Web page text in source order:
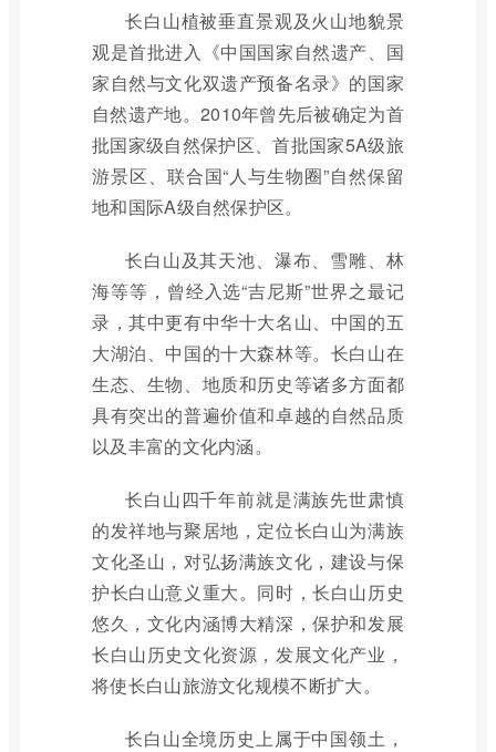
长白山植被垂直景观及火山地貌景
观是首批进入《中国国家自然遗产、国
家自然与文化双遗产预备名录》的国家
自然遗产地。2010年曾先后被确定为首
批国家级自然保护区、首批国家5A级旅
游景区、联合国“人与生物圈”自然保留
地和国际A级自然保护区。
长白山及其天池、瀑布、雪雕、林
海等等，曾经入选“吉尼斯”世界之最记
录，其中更有中华十大名山、中国的五
大湖泊、中国的十大森林等。长白山在
生态、生物、地质和历史等诸多方面都
具有突出的普遍价值和卓越的自然品质
以及丰富的文化内涵。
长白山四千年前就是满族先世肃慎
的发祥地与聚居地，定位长白山为满族
文化圣山，对弘扬满族文化，建设与保
护长白山意义重大。同时，长白山历史
悠久，文化内涵博大精深，保护和发展
长白山历史文化资源，发展文化产业，
将使长白山旅游文化规模不断扩大。
长白山全境历史上属于中国领土，